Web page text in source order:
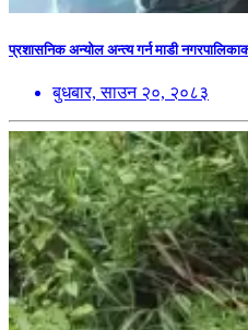
प्रशासनिक अन्योल अन्त्य गर्न माडी
बुधबार, साउन २०, २०८३